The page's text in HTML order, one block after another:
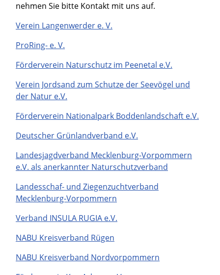
nehmen Sie bitte Kontakt mit uns auf.
Verein Langenwerder e. V.
ProRing- e. V.
Förderverein Naturschutz im Peenetal e.V.
Verein Jordsand zum Schutze der Seevögel und
der Natur e.V.
Förderverein Nationalpark Boddenlandschaft e.V.
Deutscher Grünlandverband e.V.
Landesjagdverband Mecklenburg-Vorpommern
e.V. als anerkannter Naturschutzverband
Landesschaf- und Ziegenzuchtverband
Mecklenburg-Vorpommern
Verband INSULA RUGIA e.V.
NABU Kreisverband Rügen
NABU Kreisverband Nordvorpommern